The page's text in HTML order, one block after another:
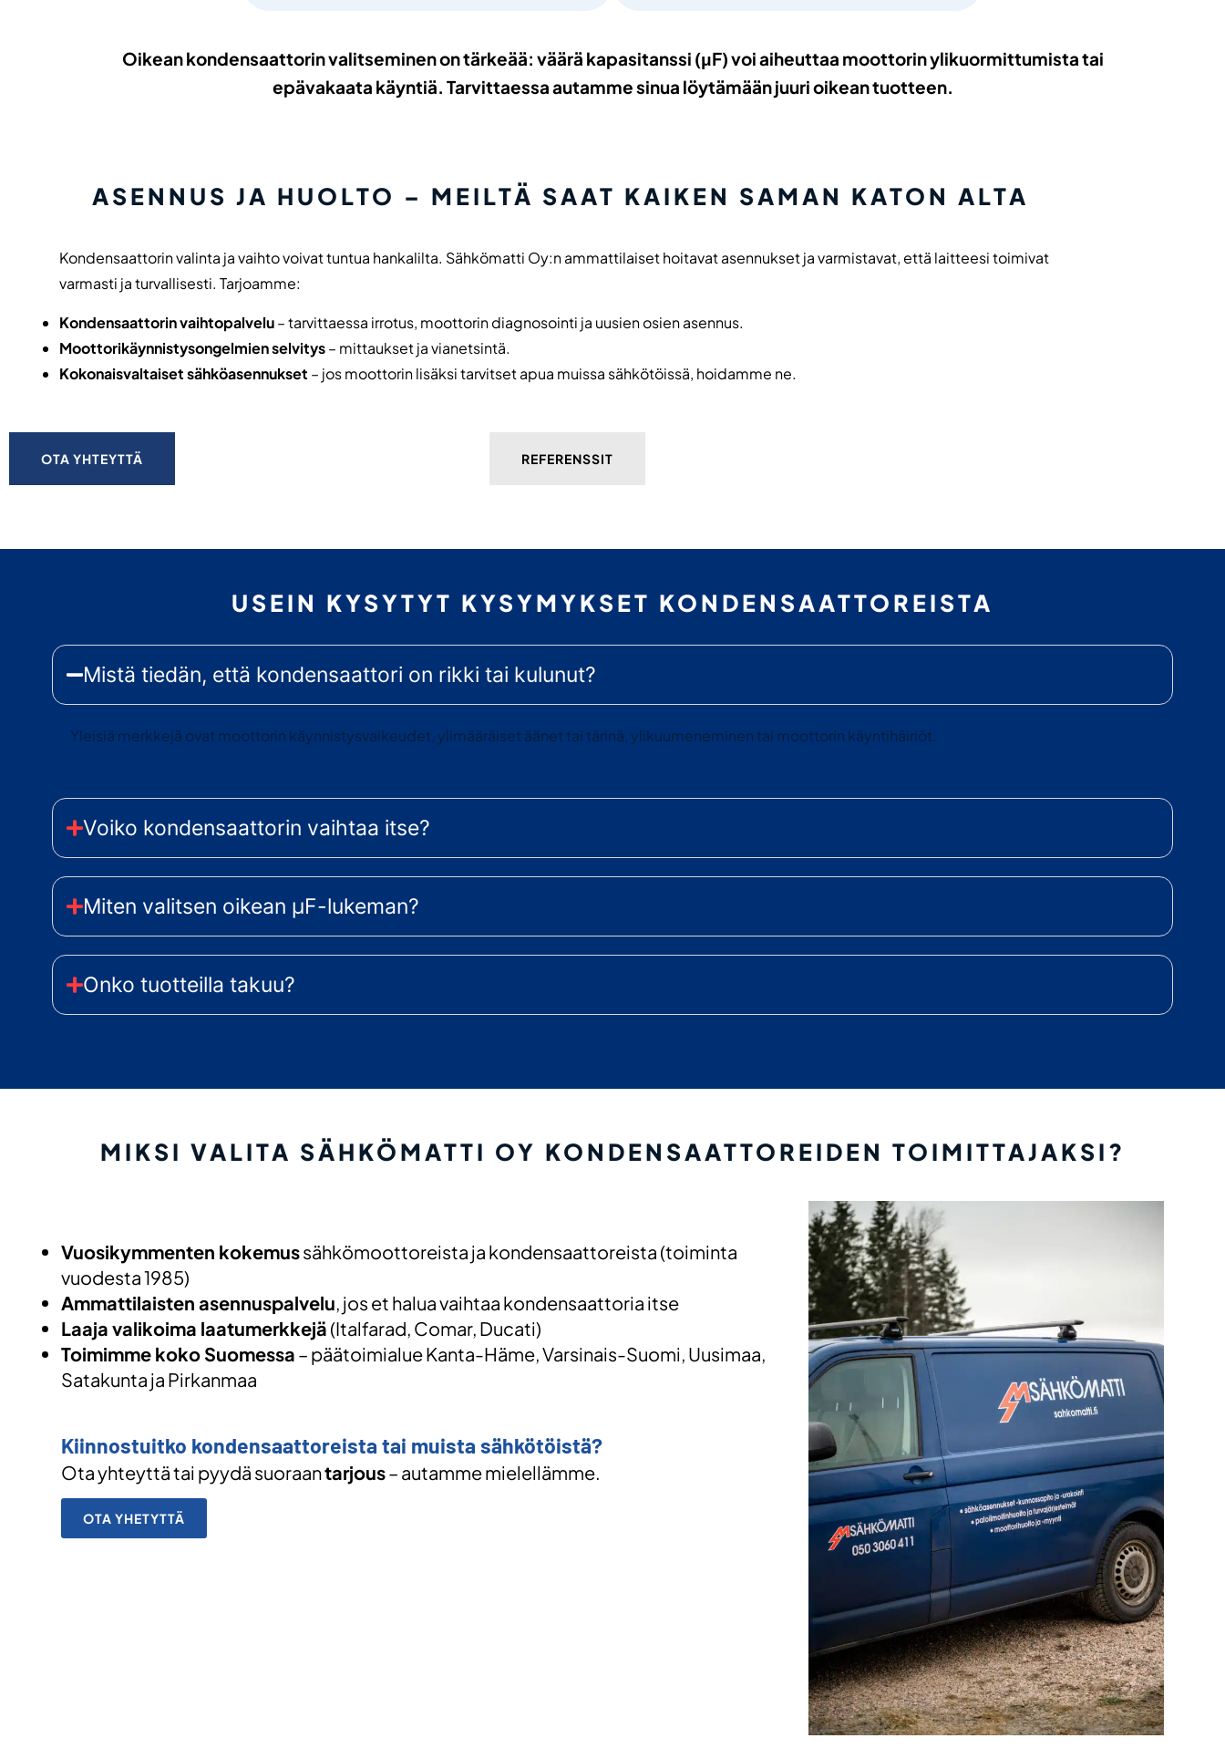
Oikean kondensaattorin valitseminen on tärkeää: väärä kapasitanssi (μF) voi aiheuttaa moottorin ylikuormittumista tai
epävakaata käyntiä. Tarvittaessa autamme sinua löytämään juuri oikean tuotteen.
ASENNUS JA HUOLTO – MEILTÄ SAAT KAIKEN SAMAN KATON ALTA
Kondensaattorin valinta ja vaihto voivat tuntua hankalilta. Sähkömatti Oy:n ammattilaiset hoitavat asennukset ja varmistavat, että laitteesi toimivat
varmasti ja turvallisesti. Tarjoamme:
Kondensaattorin vaihtopalvelu– tarvittaessa irrotus, moottorin diagnosointi ja uusien osien asennus.
Moottorikäynnistysongelmien selvitys– mittaukset ja vianetsintä.
Kokonaisvaltaiset sähköasennukset – jos moottorin lisäksi tarvitset apua muissa sähkötöissä, hoidamme ne.
OTA YHTEYTTÄ REFERENSSIT
USEIN KYSYTYT KYSYMYKSET KONDENSAATTOREISTA
Mistä tiedän, että kondensaattori on rikki tai kulunut?
Yleisiä merkkejä ovat moottorin käynnistysvaikeudet, ylimääräiset äänet tai tärinä, ylikuumeneminen tai moottorin käyntihäiriöt.
Voiko kondensaattorin vaihtaa itse?
Miten valitsen oikean μF-lukeman?
Onko tuotteilla takuu?
MIKSI VALITA SÄHKÖMATTI OY KONDENSAATTOREIDEN TOIMITTAJAKSI?
Vuosikymmenten kokemussähkömoottoreista ja kondensaattoreista (toiminta
vuodesta 1985)
Ammattilaisten asennuspalvelu, jos et halua vaihtaa kondensaattoria itse
Laaja valikoima laatumerkkejä (Italfarad, Comar, Ducati)
Toimimme koko Suomessa – päätoimialue Kanta-Häme, Varsinais-Suomi, Uusimaa,
Satakunta ja Pirkanmaa
Kiinnostuitko kondensaattoreista tai muista sähkötöistä?
Ota yhteyttä tai pyydä suoraantarjous– autamme mielellämme.
OTA YHETYTTÄ